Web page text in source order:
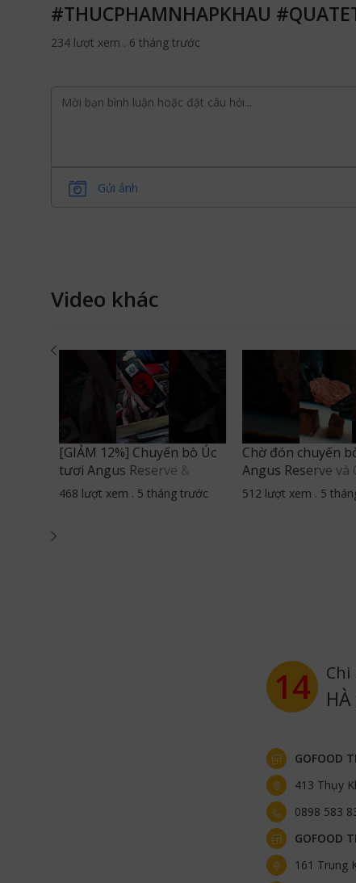
#THUCPHAMNHAPKHAU
234 lượt xem . 6 tháng trước
Gửi ảnh
Video khác
[GIẢM 12%] Chuyến bò Úc
tươi Angus Reserve &
Omugi đã có mặt #gofood
#thucphamnhapkhau
468 lượt xem . 5 tháng trước
Chờ đón chuyến
Angus Reserve và
chuẩn bị cập bến
với rất nhiều ưu
512 lượt xem . 5
14
GOFOOD
413 Thụy
0898 583
GOFOOD
161 Trung